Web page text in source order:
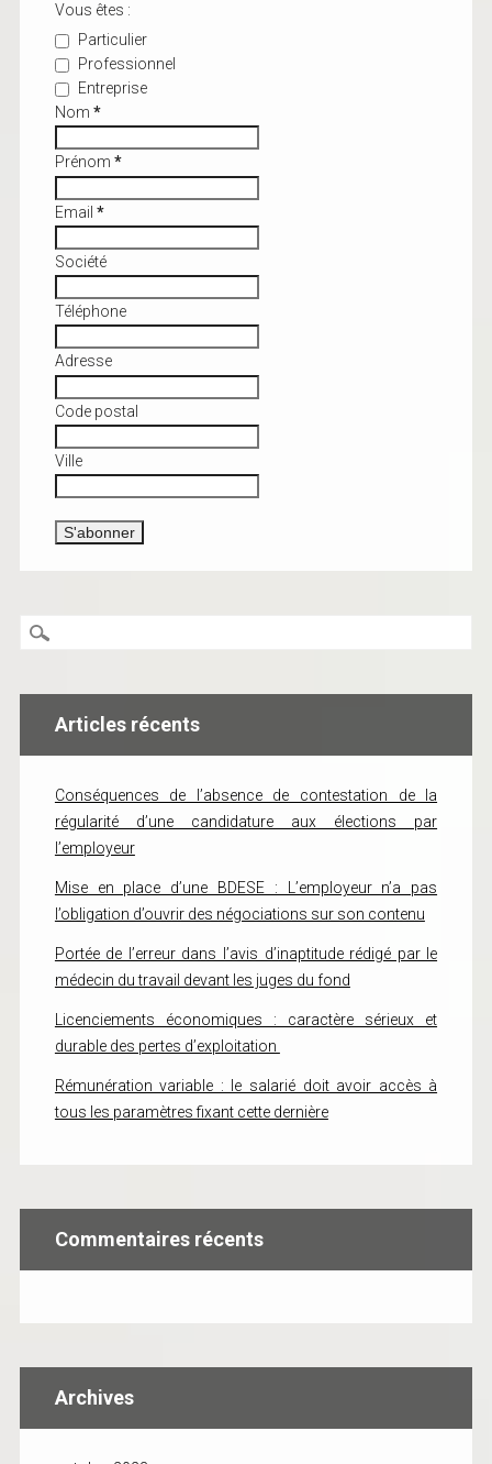
Vous êtes :
Particulier
Professionnel
Entreprise
Nom *
Prénom *
Email *
Société
Téléphone
Adresse
Code postal
Ville
Articles récents
Conséquences de l’absence de contestation de la
régularité d’une candidature aux élections par
l’employeur
Mise en place d’une BDESE : L’employeur n’a pas
l’obligation d’ouvrir des négociations sur son contenu
Portée de l’erreur dans l’avis d’inaptitude rédigé par le
médecin du travail devant les juges du fond
Licenciements économiques : caractère sérieux et
durable des pertes d’exploitation
Rémunération variable : le salarié doit avoir accès à
tous les paramètres fixant cette dernière
Commentaires récents
Archives